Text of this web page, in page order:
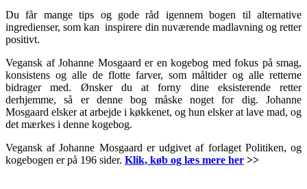
Du får mange tips og gode råd igennem bogen til alternative
ingredienser, som kan inspirere din nuværende madlavning og retter
positivt.
Vegansk af Johanne Mosgaard er en kogebog med fokus på smag,
konsistens og alle de flotte farver, som måltider og alle retterne
bidrager med. Ønsker du at forny dine eksisterende retter
derhjemme, så er denne bog måske noget for dig. Johanne
Mosgaard elsker at arbejde i køkkenet, og hun elsker at lave mad, og
det mærkes i denne kogebog.
Vegansk af Johanne Mosgaard er udgivet af forlaget Politiken, og
kogebogen er på 196 sider. Klik, køb og læs mere her >>